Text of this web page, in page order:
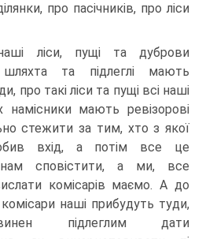
про пасічників, про ліси
ліси, пущі та дуброви
шляхта та підлеглі мають
про такі ліси та пущі всі наші
намісники мають ревізорові
стежити за тим, хто з якої
вхід, а потім все це
нам сповістити, а ми, все
комісарів маємо. A до
наші прибудуть туди,
підлеглим дати